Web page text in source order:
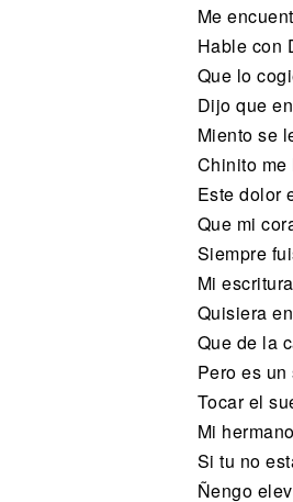
Me
Hable con
Que lo
Dijo que
Miento se
Chinito me
Este dolor
Que mi
Siempre
Mi
Quisiera
Que de la
Pero es un
Tocar el
Mi
Si tu no
Ñengo